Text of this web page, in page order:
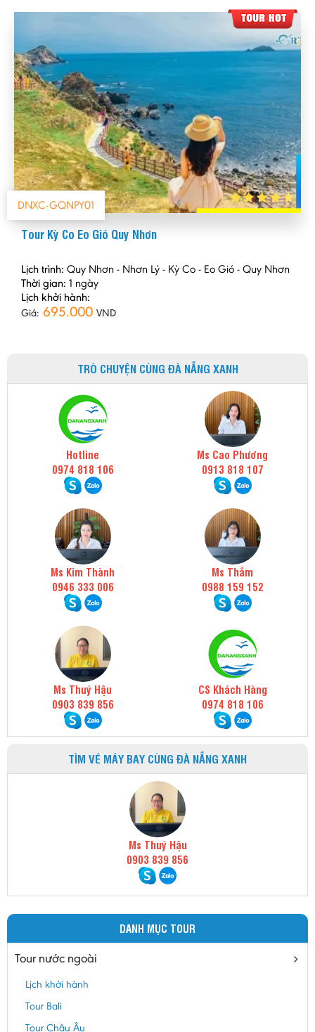
DNXC-GQNPY01
Tour Kỳ Co Eo Gió Quy Nhơn
Lịch trình: Quy Nhơn - Nhơn Lý - Kỳ Co - Eo Gió - Quy Nhơn
Thời gian: 1 ngày
Lịch khởi hành:
Giá: 695.000 VND
TRÒ CHUYỆN CÙNG ĐÀ NẴNG XANH
Hotline
0974 818 106
Ms Cao Phương
0913 818 107
Ms Kim Thành
0946 333 006
Ms Thắm
0988 159 152
Ms Thuý Hậu
0903 839 856
CS Khách Hàng
0974 818 106
TÌM VÉ MÁY BAY CÙNG ĐÀ NẴNG XANH
Ms Thuý Hậu
0903 839 856
DANH MỤC TOUR
Tour nước ngoài
Lịch khởi hành
Tour Bali
Tour Châu Âu